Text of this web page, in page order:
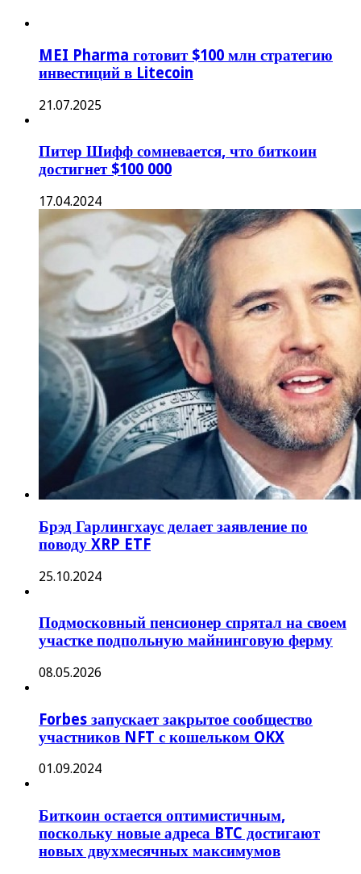
MEI Pharma готовит $100 млн стратегию
инвестиций в Litecoin
21.07.2025
Питер Шифф сомневается, что биткоин
достигнет $100 000
17.04.2024
Брэд Гарлингхаус делает заявление по
поводу XRP ETF
25.10.2024
Подмосковный пенсионер спрятал на своем
участке подпольную майнинговую ферму
08.05.2026
Forbes запускает закрытое сообщество
участников NFT с кошельком OKX
01.09.2024
Биткоин остается оптимистичным,
поскольку новые адреса BTC достигают
новых двухмесячных максимумов